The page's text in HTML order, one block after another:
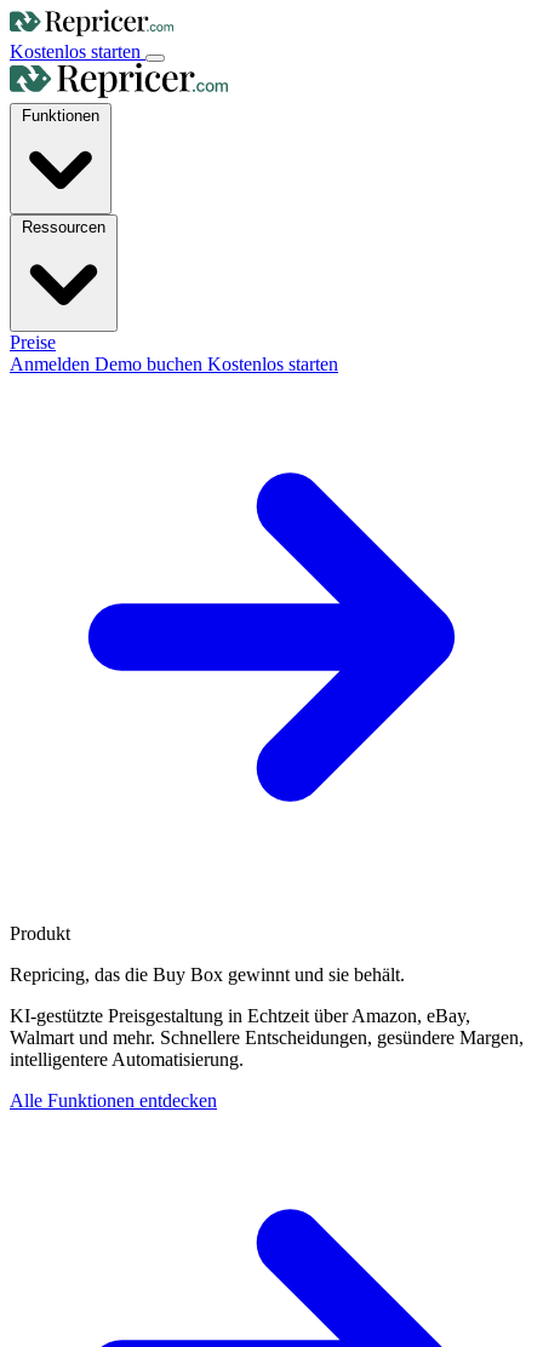
Kostenlos starten
Preise
Anmelden Demo buchen Kostenlos starten
Produkt
Repricing, das die Buy Box gewinnt und sie behält.
KI-gestützte Preisgestaltung in Echtzeit über Amazon, eBay,
Walmart und mehr. Schnellere Entscheidungen, gesündere Margen,
intelligentere Automatisierung.
Alle Funktionen entdecken